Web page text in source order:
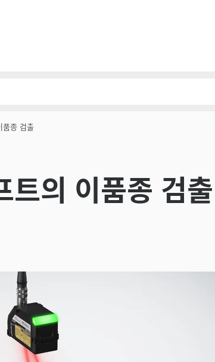
품종 검출
트의 이품종 검출